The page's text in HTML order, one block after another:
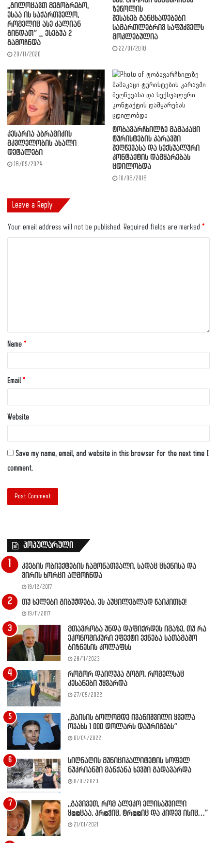
,,გილოცავთ მეგობრებო,
ესაა ის საქართველო,
რომელიც ასე ძალიან
გინდათ” _ ესებუა 2
გამოჩნდა
20/11/2020
ზეწოლის
შესახებ განცხადებები
სამართლებრივ საფუძველს
მოკლებულია
22/01/2018
კესარია აბრამიძის
მკვლელობის ახალი
დეტალები
18/09/2024
ტობავარჩხილზე მამაკაცი
ტურისტების კარავში
შეღწევასა და სექსუალური
კონტაქტის დამყარებას
ცდილობდა
10/08/2018
Leave a Reply
Your email address will not be published. Required fields are marked *
Name *
Email *
Website
Save my name, email, and website in this browser for the next time I
comment.
პოპულარული
კვების ობიექტების ჩამონათვალი, სადაც ცხენისა და
ვირის ხორცი აღმოჩნდა
19/12/2017
თუ ხელები გიბუჟდება, ეს აუცილებლად წაიკითხე!
19/11/2017
მთავრობა უნდა დაფიქრდეს იმაზე, თუ რა
ეკონომიკური ეფექტი ექნება სათამაშო
ბიზნესის კოლაფსს
28/11/2023
როგორ დაიღუპა გოგო, რომელსაც
კესანები უყვარდა
27/05/2022
,,მაისის ბოლომდე ივანიშვილი ყველა
ოჯახს 1 000 დოლარს დაურიგებს”
01/04/2022
სიღნაღის მუნიციპალიტეტის სოფელ
ნუკრიანში მანქანა ხევში გადავარდა
11/01/2023
,,გავივეთ, რომ ალეკო ელისაშვილი
ყ@@ცაა, პრ@ჭიც, ტრ@@იც და კიდევ ისიც…”
21/01/2021